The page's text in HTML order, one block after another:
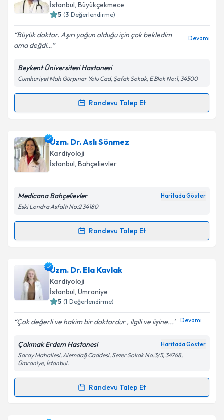
için bir takvim hazırlandığında e-posta ile
bilgilendireceğiz.
E-posta Adresiniz
Kişisel verilerimin işlenmesine ilişkinAydınlatma
Metni'ni okudum ve kişisel verilerimin belirtilen
kapsamda işlenmesini kabul ediyorum.
İstanbul, Büyükçekmece
5 (3 Değerlendirme)
Büyük doktor. Aşırı yoğun olduğu için çok bekledim
ama değdi…
Devamı
Beykent Üniversitesi Hastanesi
Cumhuriyet Mah Gürpınar Yolu Cad, Şafak Sokak, E Blok No:1, 34500
Randevu Talep Et
Randevu Takvimi Talebi
Doç. Dr. Mahmut Özdemiriçin randevu takvimi
talebi oluşturun. Size bu uzmandan randevu almanız
için bir takvim hazırlandığında e-posta ile
bilgilendireceğiz.
Kişisel verilerimin işlenmesine ilişkinAydınlatma
kapsamda işlenmesini kabul ediyorum.
Takvim Talebini Gönder
Uzm. Dr. Aslı Sönmez
Kardiyoloji
İstanbul, Bahçelievler
Medicana Bahçelievler Haritada Göster
Eski Londra Asfaltı No:2 34180
Randevu Talep Et
Randevu Takvimi Talebi
Uzm. Dr. Aslı Sönmeziçin randevu takvimi talebi
oluşturun. Size bu uzmandan randevu almanız için bir
takvim hazırlandığında e-posta ile bilgilendireceğiz.
Kişisel verilerimin işlenmesine ilişkinAydınlatma
Metni'ni okudum ve kişisel verilerimin belirtilen
kapsamda işlenmesini kabul ediyorum.
Uzm. Dr. Ela Kavlak
Kardiyoloji
İstanbul, Ümraniye
5 (1 Değerlendirme)
Çok değerli ve hakim bir doktordur , ilgili ve iişine... Devamı
Çakmak Erdem Hastanesi Haritada Göster
Saray Mahallesi, Alemdağ Caddesi, Sezer Sokak No:3/5, 34768,
Ümraniye, İstanbul.
Randevu Talep Et
Randevu Takvimi Talebi